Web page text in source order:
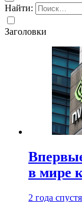
Найти:
Заголовки
в мире
2 года спустя